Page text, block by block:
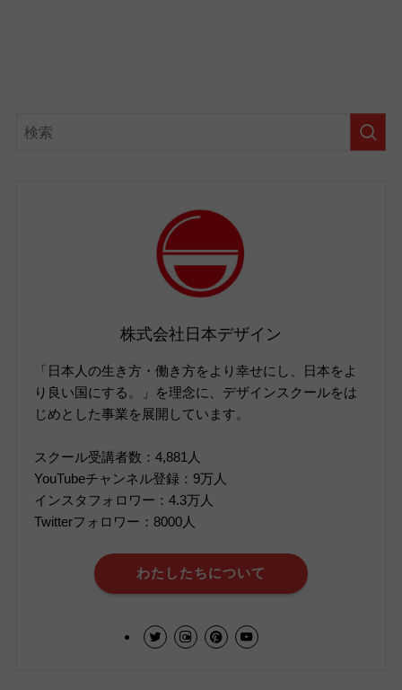
株式会社日本デザイン
「日本人の生き方・働き方をより幸せにし、日本をよ
り良い国にする。」を理念に、デザインスクールをは
じめとした事業を展開しています。
スクール受講者数：4,881人
YouTubeチャンネル登録：9万人
インスタフォロワー：4.3万人
Twitterフォロワー：8000人
わたしたちについて